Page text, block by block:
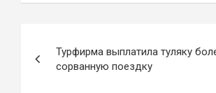
по
Турфирма выплатила туляку
сорванную поездку